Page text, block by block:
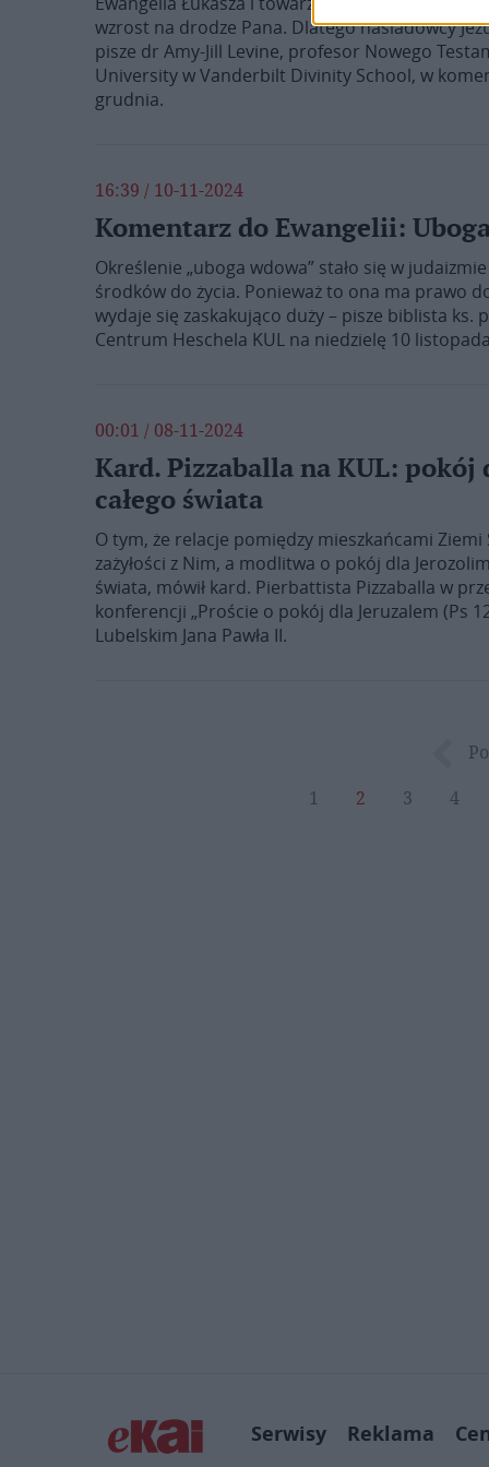
wzrost na drodze Pana. Dlatego naśladowcy
pisze dr Amy-Jill Levine, profesor Nowego
University w Vanderbilt Divinity School, w
grudnia.
16:39 / 10-11-2024
Komentarz do Ewangelii:
Określenie „uboga wdowa” stało się w
środków do życia. Ponieważ to ona ma prawo
wydaje się zaskakująco duży – pisze biblista
Centrum Heschela KUL na niedzielę 10
00:01 / 08-11-2024
Kard. Pizzaballa na KUL:
całego świata
O tym, że relacje pomiędzy mieszkańcami
zażyłości z Nim, a modlitwa o pokój dla
świata, mówił kard. Pierbattista Pizzaballa w
konferencji „Proście o pokój dla Jeruzalem (Ps
Lubelskim Jana Pawła II.
1
2 3 4
Serwisy Reklama